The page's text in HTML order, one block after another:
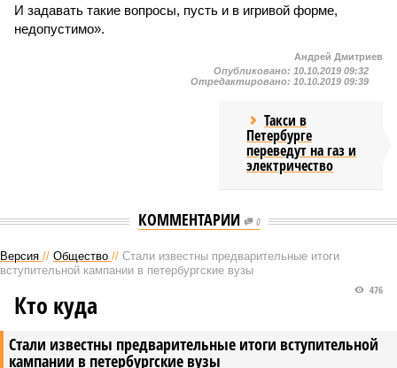
И задавать такие вопросы, пусть и в игривой форме,
недопустимо».
Андрей Дмитриев
Опубликовано: 10.10.2019 09:32
Отредактировано: 10.10.2019 09:39
Такси в
Петербурге
переведут на газ и
электричество
КОММЕНТАРИИ 0
Версия // Общество // Стали известны предварительные итоги
вступительной кампании в петербургские вузы
Стали известны предварительные итоги вступительной
кампании в петербургские вузы
476
Кто куда